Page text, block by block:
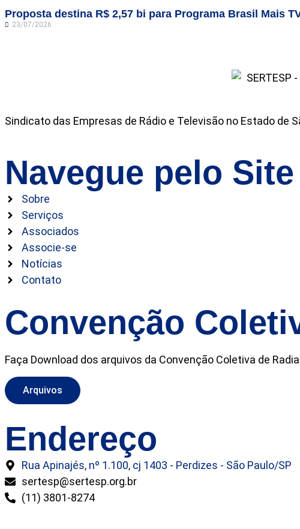
Proposta destina R$ 2,57 bi para Programa Brasil Mais
23/07/2026
Sindicato das Empresas de Rádio e Televisão no Estado de
Navegue pelo Site
Sobre
Serviços
Associados
Associe-se
Notícias
Contato
Convenção
Faça Download dos arquivos da Convenção Coletiva de
Arquivos
Endereço
Rua Apinajés, nº 1.100, cj 1403 - Perdizes - São Paulo/SP
sertesp@sertesp.org.br
(11) 3801-8274